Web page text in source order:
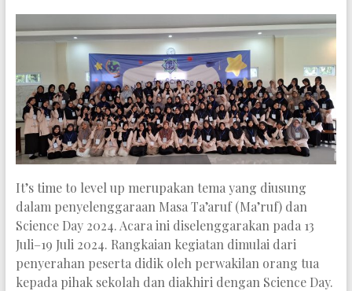
It’s time to level up merupakan tema yang diusung
dalam penyelenggaraan Masa Ta’aruf (Ma’ruf) dan
Science Day 2024. Acara ini diselenggarakan pada 13
Juli–19 Juli 2024. Rangkaian kegiatan dimulai dari
penyerahan peserta didik oleh perwakilan orang tua
kepada pihak sekolah dan diakhiri dengan Science Day.